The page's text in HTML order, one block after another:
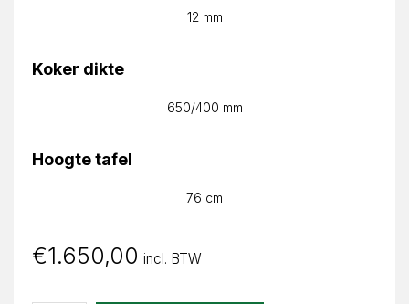
12 mm
Koker dikte
650/400 mm
Hoogte tafel
76 cm
€1.650,00 incl. BTW